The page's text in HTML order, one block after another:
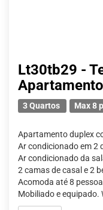
Lt30tb29 -
3 Quartos Max 8
Apartamento duplex
Ar condicionado em 2
Ar condicionado da
2 camas de casal e 2
Acomoda até 8
Mobiliado e equipado.